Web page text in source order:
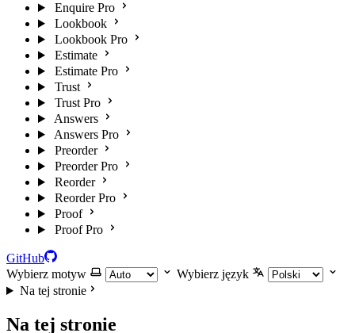
Enquire Pro
Lookbook
Lookbook Pro
Estimate
Estimate Pro
Trust
Trust Pro
Answers
Answers Pro
Preorder
Preorder Pro
Reorder
Reorder Pro
Proof
Proof Pro
GitHub
Wybierz motyw
Wybierz język
Na tej stronie
Na tej stronie